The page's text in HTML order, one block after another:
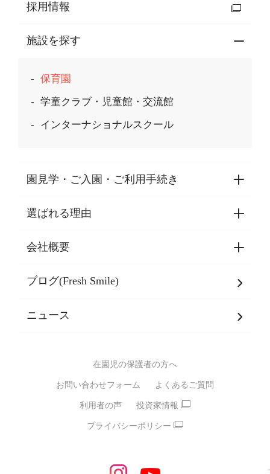
採用情報
施設を探す
保育園
学童クラブ・児童館・交流館
インターナショナルスクール
園見学・ご入園・ご利用手続き
園見学・ご入園・ご利用手続き
東京都認証保育所空き状況
選ばれる理由
選ばれる理由一覧
乳児期・幼児期・
バイリンガル保育園
スポーツ保育園
モンテッソーリ式保育園
STEAMS保育・学童
えいご
会社概要
会社概要
SDGsについて
ブログ(Fresh Smile)
ニュース
在園児の保護者の方へ
お問い合わせフォーム よくあるご質問
利用者の声 投資家情報
プライバシーポリシー